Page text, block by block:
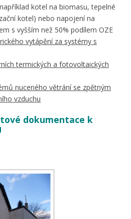
kotel na biomasu, tepelné
kotel) nebo napojení na
s vyšším než 50% podílem OZE
vytápění za systémy s
termických a fotovoltaických
nuceného větrání se zpětným
vzduchu
dokumentace k